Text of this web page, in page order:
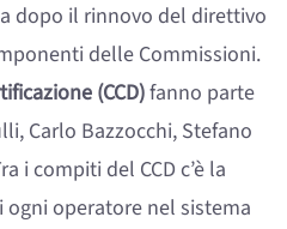
dopo il rinnovo del direttivo
delle Commissioni.
(CCD)fanno parte
Carlo Bazzocchi, Stefano
i compiti del CCD c’è la
ogni operatore nel sistema